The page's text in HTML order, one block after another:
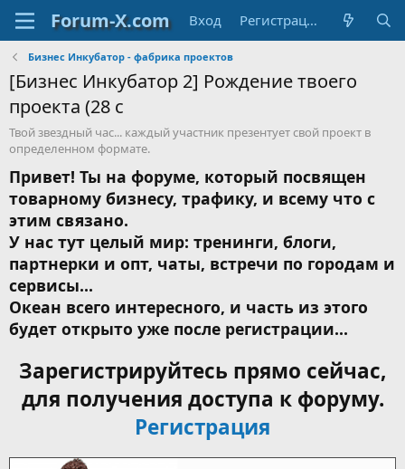
Вход Регистрация
Бизнес Инкубатор - фабрика проектов
[Бизнес Инкубатор 2] Рождение твоего
проекта (28 с
Твой звездный час... каждый участник презентует свой проект в
определенном формате.
Привет! Ты на форуме, который посвящен
товарному бизнесу, трафику, и всему что с
этим связано.
У нас тут целый мир: тренинги, блоги,
партнерки и опт, чаты, встречи по городам и
сервисы...
Океан всего интересного, и часть из этого
будет открыто уже после регистрации...
Зарегистрируйтесь прямо сейчас,
для получения доступа к форуму.
Регистрация